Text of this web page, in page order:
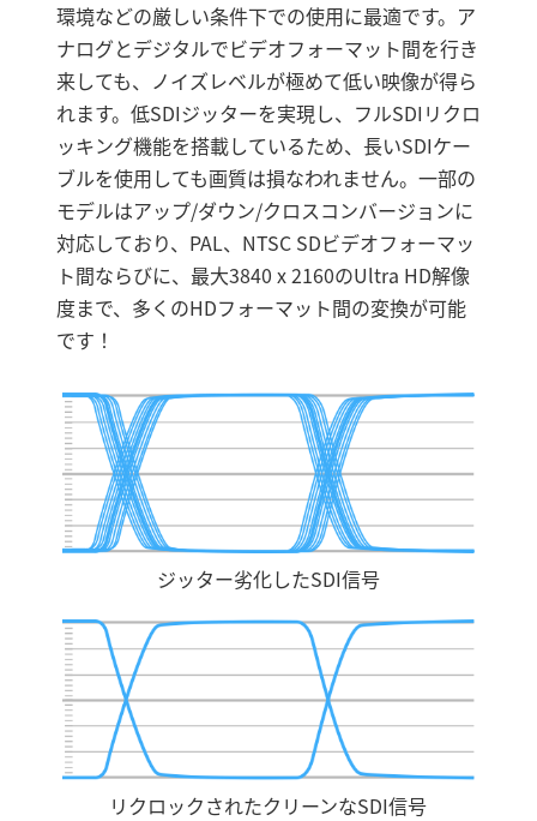
環境などの厳しい条件下での使用に最適です。ア
ナログとデジタルでビデオフォーマット間を行き
来しても、ノイズレベルが極めて低い映像が得ら
れます。低SDIジッターを実現し、フルSDIリクロ
ッキング機能を搭載しているため、長いSDIケー
ブルを使用しても画質は損なわれません。一部の
モデルはアップ/ダウン/クロスコンバージョンに
対応しており、PAL、NTSC SDビデオフォーマッ
ト間ならびに、最大3840 x 2160のUltra HD解像
度まで、多くのHDフォーマット間の変換が可能
です！
ジッター劣化したSDI信号
リクロックされたクリーンなSDI信号